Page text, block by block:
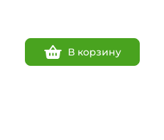
В корзину